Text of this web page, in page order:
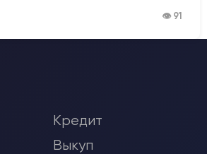
👁 91
Кредит
Выкуп